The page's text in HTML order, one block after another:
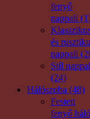
fenyő
nappali
és
nappali
Stíl
(24)
Hálószoba (48)
Festett
fenyő háló